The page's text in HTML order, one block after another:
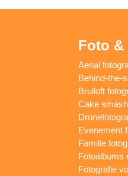
Foto &
Aerial
Behind-the-
Bruiloft
Cake
Evenement
Familie
Fotoalbums
Fotografie